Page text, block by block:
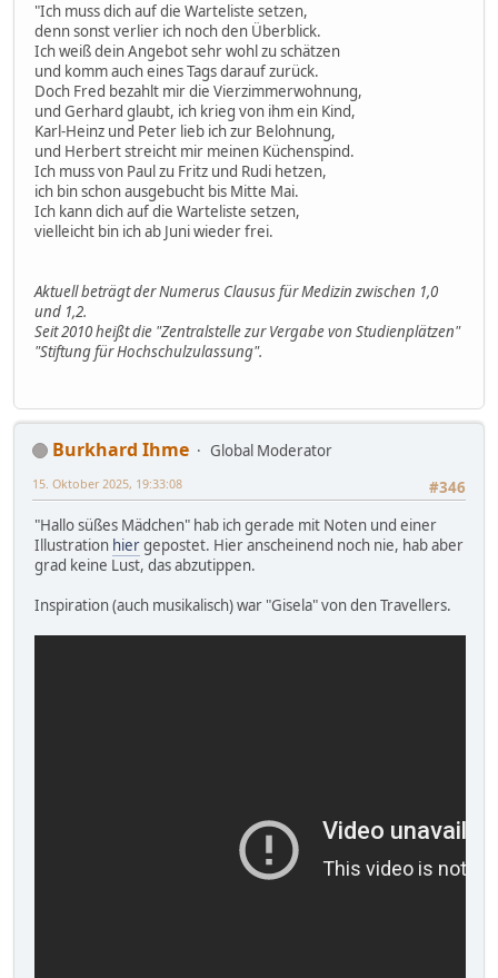
"Ich muss dich auf die Warteliste setzen,
denn sonst verlier ich noch den Überblick.
Ich weiß dein Angebot sehr wohl zu schätzen
und komm auch eines Tags darauf zurück.
Doch Fred bezahlt mir die Vierzimmerwohnung,
und Gerhard glaubt, ich krieg von ihm ein Kind,
Karl-Heinz und Peter lieb ich zur Belohnung,
und Herbert streicht mir meinen Küchenspind.
Ich muss von Paul zu Fritz und Rudi hetzen,
ich bin schon ausgebucht bis Mitte Mai.
Ich kann dich auf die Warteliste setzen,
vielleicht bin ich ab Juni wieder frei.
Aktuell beträgt der Numerus Clausus für Medizin zwischen 1,0
und 1,2.
Seit 2010 heißt die "Zentralstelle zur Vergabe von Studienplätzen"
"Stiftung für Hochschulzulassung".
Burkhard Ihme
Global Moderator
#346
15. Oktober 2025, 19:33:08
"Hallo süßes Mädchen" hab ich gerade mit Noten und einer
Illustration hiergepostet. Hier anscheinend noch nie, hab aber
grad keine Lust, das abzutippen.
Inspiration (auch musikalisch) war "Gisela" von den Travellers.